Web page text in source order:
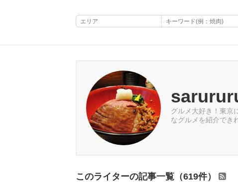
グルメ大好き！東京
なグルメを紹介でき
このライターの記事一覧（619件）